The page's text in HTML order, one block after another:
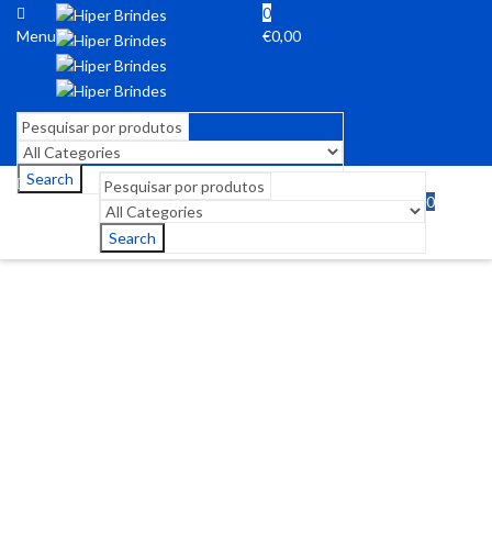
Menu
0
€0,00
Search
Search
0